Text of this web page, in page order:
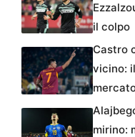
il colpo
Castro
vicino:
mirino: